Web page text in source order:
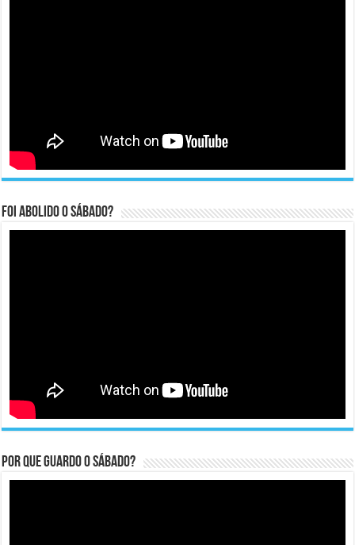
Foi abolido o sábado?
Por que guardo o Sábado?